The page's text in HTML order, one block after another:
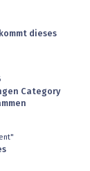
dieses
Category